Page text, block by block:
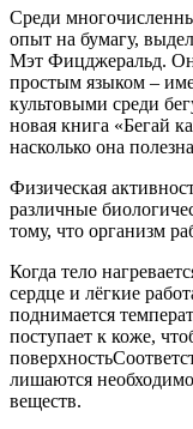
Среди
опыт на бумагу,
Мэт Фицджеральд.
простым языком –
культовыми среди
новая книга «Бегай
насколько она
Физическая
различные
тому, что организм
Когда тело
сердце и лёгкие
поднимается
поступает к коже,
лишаются
веществ.